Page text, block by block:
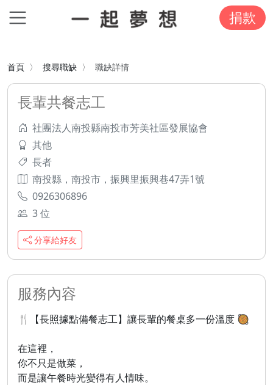
捐款
首頁 搜尋職缺 職缺詳情
長輩共餐志工
社團法人南投縣南投市芳美社區發展協會
其他
長者
南投縣，南投市，振興里振興巷47弄1號
0926306896
3 位
分享給好友
服務內容
🍴【長照據點備餐志工】讓長輩的餐桌多一份溫度 🥘
在這裡，
你不只是做菜，
而是讓午餐時光變得有人情味。